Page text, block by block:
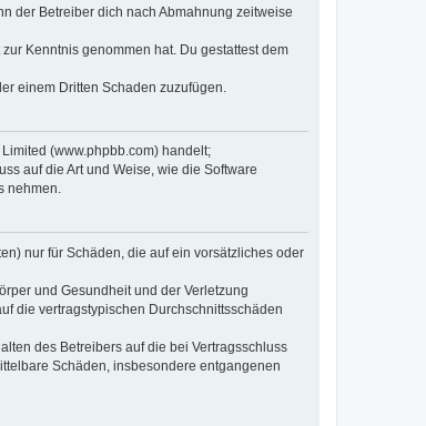
der Betreiber dich nach Abmahnung zeitweise
Kenntnis genommen hat. Du gestattest dem
einem Dritten Schaden zuzufügen.
(www.phpbb.com) handelt;
auf die Art und Weise, wie die Software
nehmen.
nur für Schäden, die auf ein vorsätzliches oder
und Gesundheit und der Verletzung
die vertragstypischen Durchschnittsschäden
des Betreibers auf die bei Vertragsschluss
Schäden, insbesondere entgangenen